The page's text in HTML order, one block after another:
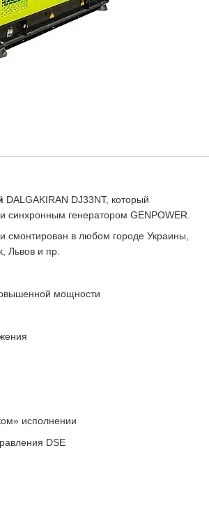
DALGAKIRAN DJ33NT, который
синхронным генератором GENPOWER.
смонтирован в любом городе Украины,
Львов и пр.
мощности
исполнении
DSE